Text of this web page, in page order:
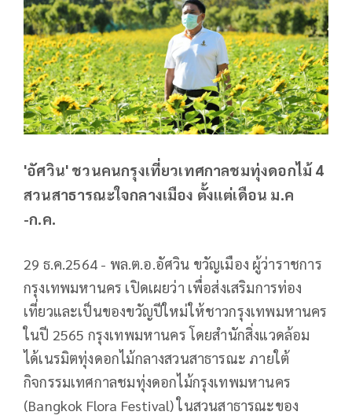
'อัศวิน' ชวนคนกรุงเที่ยวเทศกาลชมทุ่งดอกไม้ 4
สวนสาธารณะใจกลางเมือง ตั้งแต่เดือน ม.ค
-ก.ค.
29 ธ.ค.2564 - พล.ต.อ.อัศวิน ขวัญเมือง ผู้ว่าราชการ
กรุงเทพมหานคร เปิดเผยว่า เพื่อส่งเสริมการท่อง
เที่ยวและเป็นของขวัญปีใหม่ให้ชาวกรุงเทพมหานคร
ในปี 2565 กรุงเทพมหานคร โดยสำนักสิ่งแวดล้อม
ได้เนรมิตทุ่งดอกไม้กลางสวนสาธารณะ ภายใต้
กิจกรรมเทศกาลชมทุ่งดอกไม้กรุงเทพมหานคร
(Bangkok Flora Festival) ในสวนสาธารณะของ